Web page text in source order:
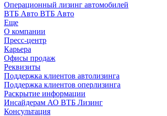
Операционный лизинг автомобилей
ВТБ Авто ВТБ Авто
Еще
О компании
Пресс-центр
Карьера
Офисы продаж
Реквизиты
Поддержка клиентов автолизинга
Поддержка клиентов оперлизинга
Раскрытие информации
Инсайдерам АО ВТБ Лизинг
Консультация